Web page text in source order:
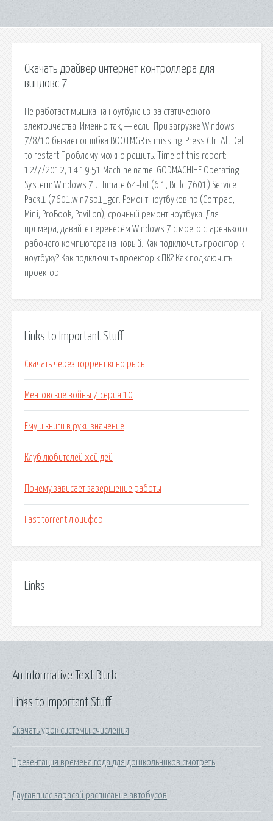
Скачать драйвер интернет контроллера для
виндовс 7
Не работает мышка на ноутбуке из-за статического
электричества. Именно так, — если. При загрузке Windows
7/8/10 бывает ошибка BOOTMGR is missing. Press Ctrl Alt Del
to restart Проблему можно решить. Time of this report:
12/7/2012, 14:19:51 Machine name: GODMACHIHE Operating
System: Windows 7 Ultimate 64-bit (6.1, Build 7601) Service
Pack 1 (7601.win7sp1_gdr. Ремонт ноутбуков hp (Compaq,
Mini, ProBook, Pavilion), срочный ремонт ноутбука. Для
примера, давайте перенесём Windows 7 с моего старенького
рабочего компьютера на новый. Как подключить проектор к
ноутбуку? Как подключить проектор к ПК? Как подключить
проектор.
Links to Important Stuff
Скачать через торрент кино рысь
Ментовские войны 7 серия 10
Ему и книги в руки значение
Клуб любителей хей дей
Почему зависает завершение работы
Fast torrent люцифер
Links
Links to Important Stuff
Скачать урок системы счисления
Презентация времена года для дошкольников смотреть
Даугавпилс зарасай расписание автобусов
An Informative Text Blurb